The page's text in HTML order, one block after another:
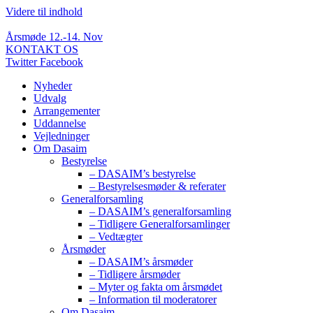
Videre til indhold
Årsmøde 12.-14. Nov
KONTAKT OS
Twitter Facebook
Nyheder
Udvalg
Arrangementer
Uddannelse
Vejledninger
Om Dasaim
Bestyrelse
– DASAIM’s bestyrelse
– Bestyrelsesmøder & referater
Generalforsamling
– DASAIM’s generalforsamling
– Tidligere Generalforsamlinger
– Vedtægter
Årsmøder
– DASAIM’s årsmøder
– Tidligere årsmøder
– Myter og fakta om årsmødet
– Information til moderatorer